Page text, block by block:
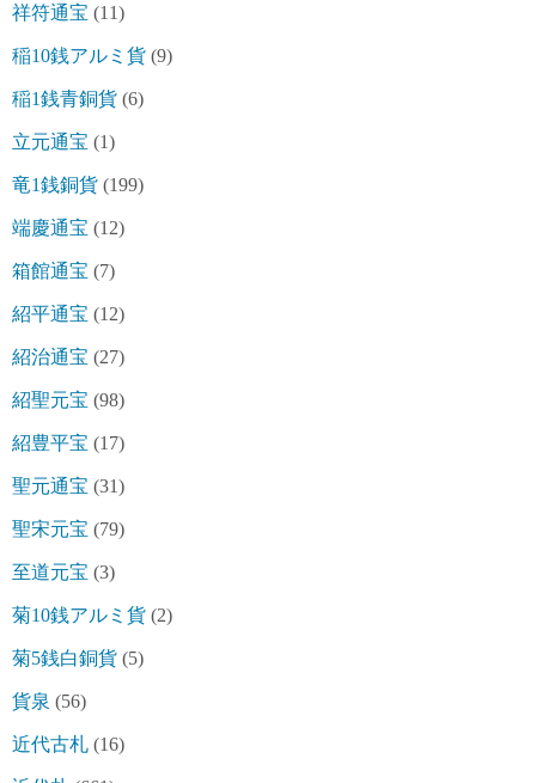
祥符通宝 (11)
稲10銭アルミ貨 (9)
稲1銭青銅貨 (6)
立元通宝 (1)
竜1銭銅貨 (199)
端慶通宝 (12)
箱館通宝 (7)
紹平通宝 (12)
紹治通宝 (27)
紹聖元宝 (98)
紹豊平宝 (17)
聖元通宝 (31)
聖宋元宝 (79)
至道元宝 (3)
菊10銭アルミ貨 (2)
菊5銭白銅貨 (5)
貨泉 (56)
近代古札 (16)